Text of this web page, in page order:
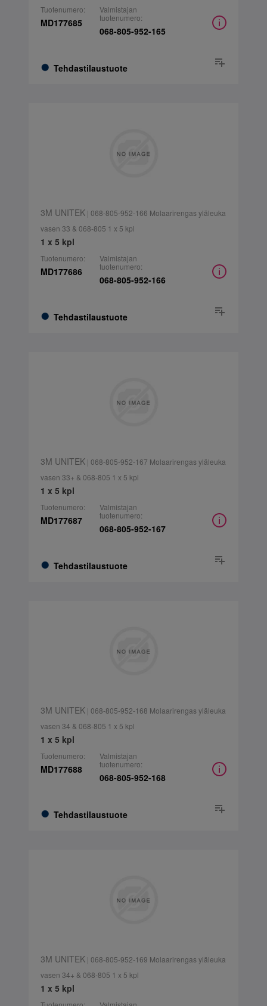
Tuotenumero:
MD177685
Tehdastilaustuote
Valmistajan
tuotenumero:
068-805-952-165
3M UNITEK| 068-805-952-166 Molaarirengas yläleuka
vasen 33 & 068-805 1 x 5 kpl
1 x 5 kpl
Tuotenumero:
MD177686
Tehdastilaustuote
Valmistajan
tuotenumero:
068-805-952-166
3M UNITEK| 068-805-952-167 Molaarirengas yläleuka
vasen 33+ & 068-805 1 x 5 kpl
1 x 5 kpl
Tuotenumero:
MD177687
Tehdastilaustuote
Valmistajan
tuotenumero:
068-805-952-167
3M UNITEK| 068-805-952-168 Molaarirengas yläleuka
vasen 34 & 068-805 1 x 5 kpl
1 x 5 kpl
Tuotenumero:
MD177688
Tehdastilaustuote
Valmistajan
tuotenumero:
068-805-952-168
3M UNITEK| 068-805-952-169 Molaarirengas yläleuka
vasen 34+ & 068-805 1 x 5 kpl
1 x 5 kpl